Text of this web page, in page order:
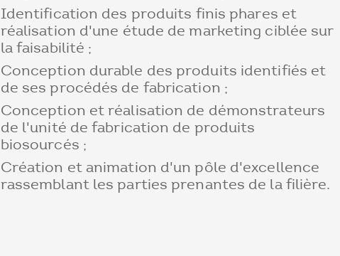
Identification des produits finis phares et
réalisation d'une étude de marketing ciblée sur
la faisabilité ;
Conception durable des produits identifiés et
de ses procédés de fabrication ;
Conception et réalisation de démonstrateurs
de l'unité de fabrication de produits
biosourcés ;
Création et animation d'un pôle d'excellence
rassemblant les parties prenantes de la filière.